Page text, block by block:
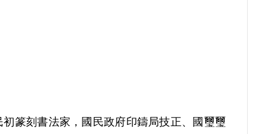
篆刻書法家，國民政府印鑄局技正、國璽璽